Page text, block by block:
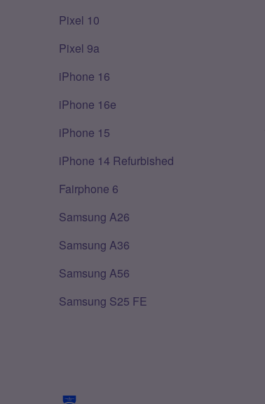
Pixel 10
Pixel 9a
iPhone 16
iPhone 16e
iPhone 15
iPhone 14 Refurbished
Fairphone 6
Samsung A26
Samsung A36
Samsung A56
Samsung S25 FE